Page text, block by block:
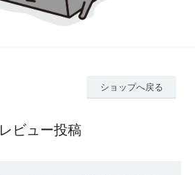
ショップへ戻る
レビュー投稿